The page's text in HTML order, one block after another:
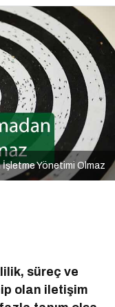
Yönetimi Olmaz
süreç ve
olan iletişim